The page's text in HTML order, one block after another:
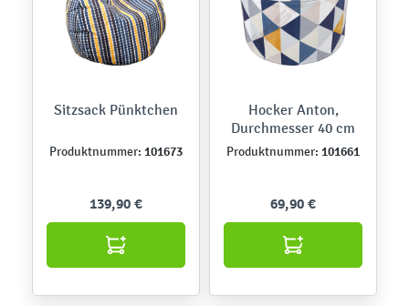
Sitzsack Pünktchen
Produktnummer: 101673
139,90 €
Hocker Anton,
Durchmesser 40 cm
Produktnummer: 101661
69,90 €